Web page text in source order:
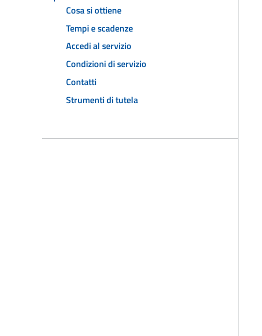
Cosa si ottiene
Tempi e scadenze
Accedi al servizio
Condizioni di servizio
Contatti
Strumenti di tutela